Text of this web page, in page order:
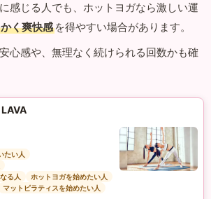
感じる人でも、ホットヨガなら激しい運
く爽快感 を得やすい場合があります。
心感や、無理なく続けられる回数かも確
たい人
る人
ホットヨガを始めたい人
マットピラティスを始めたい人